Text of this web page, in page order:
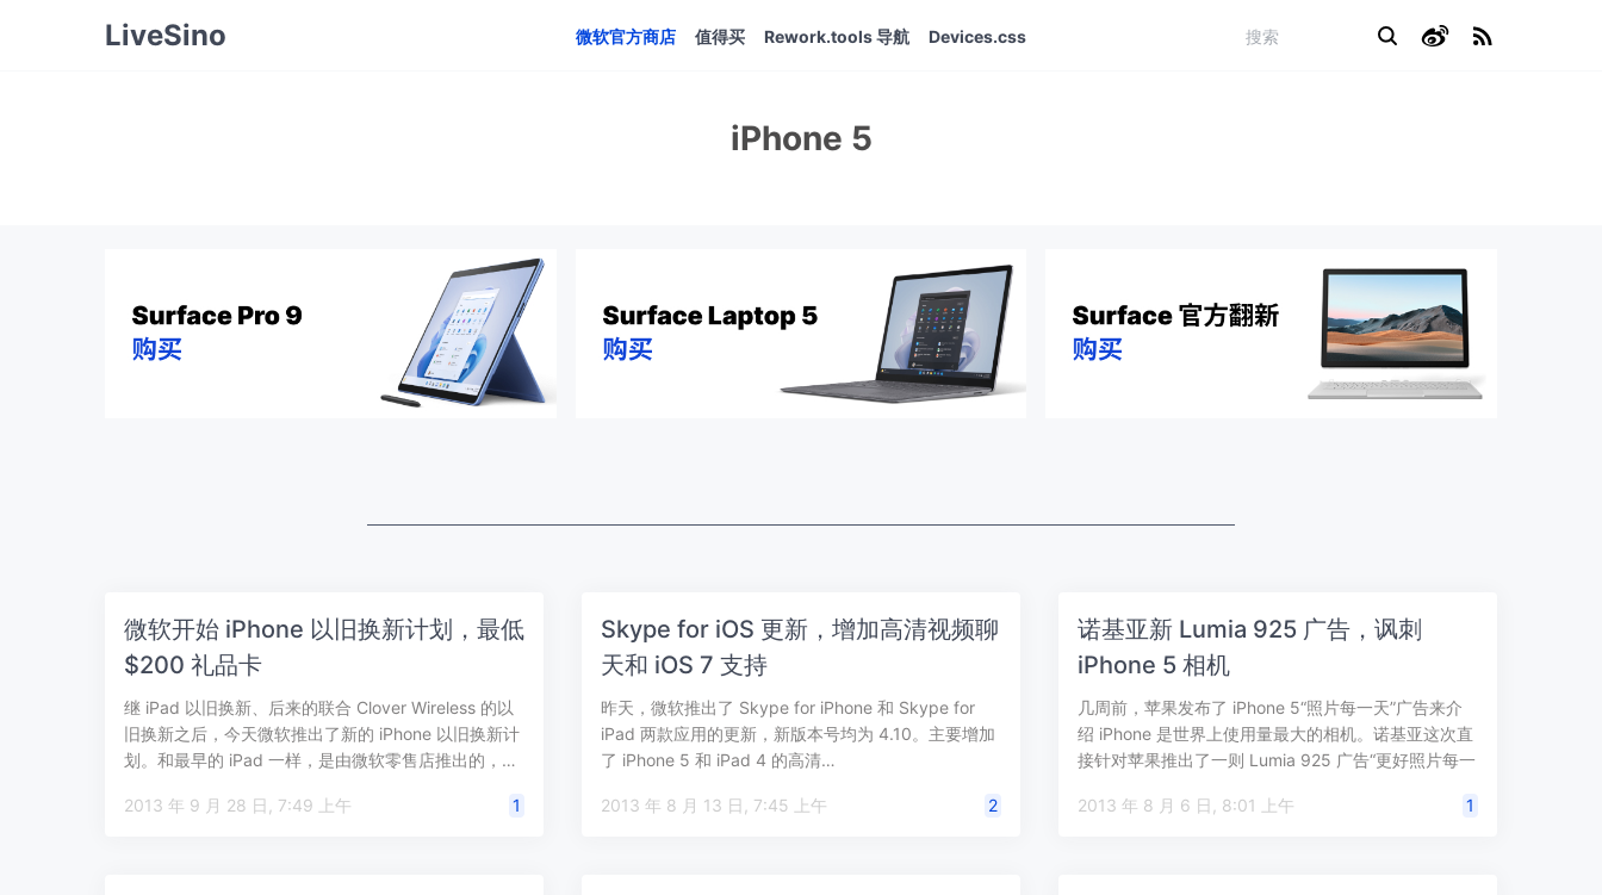
LiveSino 微软官方商店 值得买 Rework.tools 导航 Devices.css
iPhone 5
微软开始 iPhone 以旧换新计划，最低
$200 礼品卡
继 iPad 以旧换新、后来的联合 Clover Wireless 的以
旧换新之后，今天微软推出了新的 iPhone 以旧换新计
划。和最早的 iPad 一样，是由微软零售店推出的，…
2013 年 9 月 28 日, 7:49 上午 1
Skype for iOS 更新，增加高清视频聊
天和 iOS 7 支持
昨天，微软推出了 Skype for iPhone 和 Skype for
iPad 两款应用的更新，新版本号均为 4.10。主要增加
了 iPhone 5 和 iPad 4 的高清…
2013 年 8 月 13 日, 7:45 上午 2
诺基亚新 Lumia 925 广告，讽刺
iPhone 5 相机
几周前，苹果发布了 iPhone 5“照片每一天”广告来介
绍 iPhone 是世界上使用量最大的相机。诺基亚这次直
接针对苹果推出了一则 Lumia 925 广告“更好照片每一
2013 年 8 月 6 日, 8:01 上午
1